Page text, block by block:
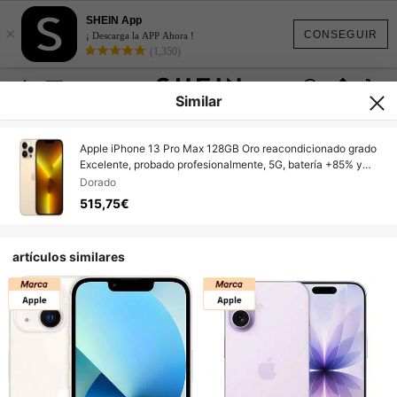
CONSEGUIR
×
SHEIN App
¡ Descarga la APP Ahora !
(1,350)
Similar
Apple iPhone 13 Pro Max 128GB Oro reacondicionado grado
Excelente, probado profesionalmente, 5G, batería +85% y
cargador incluido
Dorado
515,75€
artículos similares